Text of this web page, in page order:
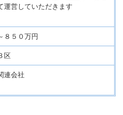
運営していただきます
８５０万円
区
連会社